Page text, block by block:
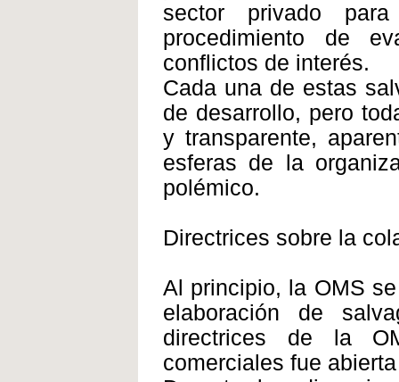
sector privado
procedimiento de
conflictos de interés.
Cada una de estas
de desarrollo, pero
y transparente,
esferas de la
polémico.
Directrices sobre la
Al principio, la OMS
elaboración de
directrices de la
comerciales fue